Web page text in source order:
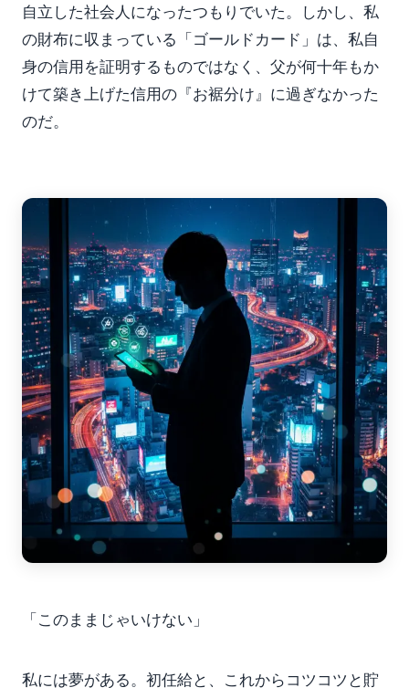
自立した社会人になったつもりでいた。しかし、私
の財布に収まっている「ゴールドカード」は、私自
身の信用を証明するものではなく、父が何十年もか
けて築き上げた信用の『お裾分け』に過ぎなかった
のだ。
「このままじゃいけない」
私には夢がある。初任給と、これからコツコツと貯